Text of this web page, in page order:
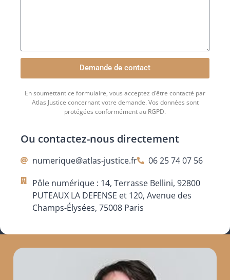
Demande de contact
En soumettant ce formulaire, vous acceptez d’être contacté par
Atlas Justice concernant votre demande. Vos données sont
protégées conformément au RGPD.
Ou contactez-nous directement
numerique@atlas-justice.fr
06 25 74 07 56
Pôle numérique : 14, Terrasse Bellini, 92800
PUTEAUX LA DEFENSE et 120, Avenue des
Champs-Élysées, 75008 Paris